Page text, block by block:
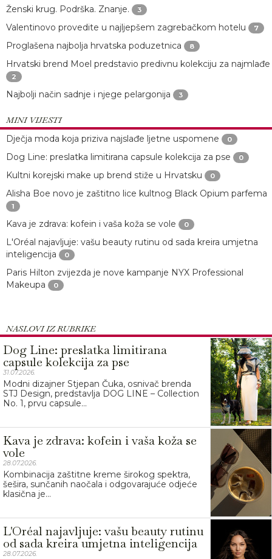
Ženski krug. Podrška. Znanje. 3
Valentinovo provedite u najljepšem zagrebačkom hotelu 7
Proglašena najbolja hrvatska poduzetnica 8
Hrvatski brend Moel predstavio predivnu kolekciju za najmlađe
2
Najbolji način sadnje i njege pelargonija 3
MINI VIJESTI
Dječja moda koja priziva najslađe ljetne uspomene
0
Dog Line: preslatka limitirana capsule kolekcija za pse 0
Kultni korejski make up brend stiže u Hrvatsku 0
Alisha Boe novo je zaštitno lice kultnog Black Opium parfema
1
Kava je zdrava: kofein i vaša koža se vole 0
L'Oréal najavljuje: vašu beauty rutinu od sada kreira umjetna
inteligencija
0
Paris Hilton zvijezda je nove kampanje NYX Professional
Makeupa
0
NASLOVI IZ RUBRIKE
Dog Line: preslatka limitirana
capsule kolekcija za pse
31.07.2026.
Modni dizajner Stjepan Čuka, osnivač brenda
STJ Design, predstavlja DOG LINE – Collection
No. 1, prvu capsule...
Kava je zdrava: kofein i vaša koža se
vole
28.07.2026.
Kombinacija zaštitne kreme širokog spektra,
šešira, sunčanih naočala i odgovarajuće odjeće
klasična je...
L'Oréal najavljuje: vašu beauty rutinu
od sada kreira umjetna inteligencija
28.07.2026.